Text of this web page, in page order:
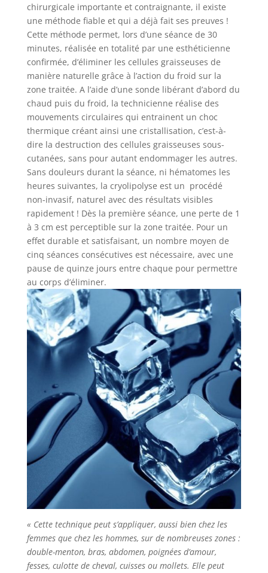
chirurgicale importante et contraignante, il existe
une méthode fiable et qui a déjà fait ses preuves !
Cette méthode permet, lors d’une séance de 30
minutes, réalisée en totalité par une esthéticienne
confirmée, d’éliminer les cellules graisseuses de
manière naturelle grâce à l’action du froid sur la
zone traitée. A l’aide d’une sonde libérant d’abord du
chaud puis du froid, la technicienne réalise des
mouvements circulaires qui entrainent un choc
thermique créant ainsi une cristallisation, c’est-à-
dire la destruction des cellules graisseuses sous-
cutanées, sans pour autant endommager les autres.
Sans douleurs durant la séance, ni hématomes les
heures suivantes, la cryolipolyse est un procédé
non-invasif, naturel avec des résultats visibles
rapidement ! Dès la première séance, une perte de 1
à 3 cm est perceptible sur la zone traitée. Pour un
effet durable et satisfaisant, un nombre moyen de
cinq séances consécutives est nécessaire, avec une
pause de quinze jours entre chaque pour permettre
au corps d’éliminer.
« Cette technique peut s’appliquer, aussi bien chez les
femmes que chez les hommes, sur de nombreuses zones :
double-menton, bras, abdomen, poignées d’amour,
fesses, culotte de cheval, cuisses ou mollets. Elle peut